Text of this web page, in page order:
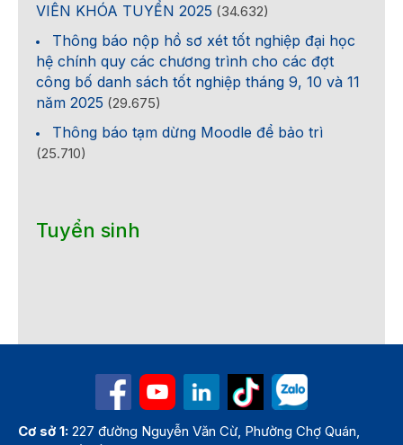
VIÊN KHÓA TUYỂN 2025 (34.632)
Thông báo nộp hồ sơ xét tốt nghiệp đại học
hệ chính quy các chương trình cho các đợt
công bố danh sách tốt nghiệp tháng 9, 10 và 11
năm 2025 (29.675)
Thông báo tạm dừng Moodle để bảo trì
(25.710)
Tuyển sinh
Cơ sở 1: 227 đường Nguyễn Văn Cừ, Phường Chợ Quán,